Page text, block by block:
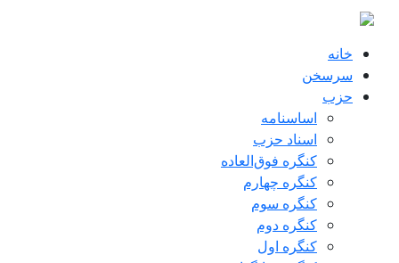
به محتوای اصلی
خانه
سرسخن
حزب
اساسنامه
اسناد حزب
کنگره فوق‌العاده
کنگره چهارم
کنگره سوم
کنگره دوم
کنگره اول